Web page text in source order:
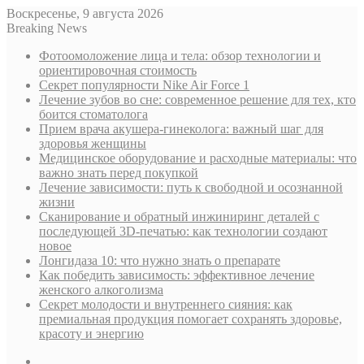
Воскресенье, 9 августа 2026
Breaking News
Фотоомоложение лица и тела: обзор технологии и
ориентировочная стоимость
Секрет популярности Nike Air Force 1
Лечение зубов во сне: современное решение для тех, кто
боится стоматолога
Прием врача акушера-гинеколога: важный шаг для
здоровья женщины
Медицинское оборудование и расходные материалы: что
важно знать перед покупкой
Лечение зависимости: путь к свободной и осознанной
жизни
Сканирование и обратный инжиниринг деталей с
последующей 3D-печатью: как технологии создают
новое
Лонгидаза 10: что нужно знать о препарате
Как победить зависимость: эффективное лечение
женского алкоголизма
Секрет молодости и внутреннего сияния: как
премиальная продукция помогает сохранять здоровье,
красоту и энергию